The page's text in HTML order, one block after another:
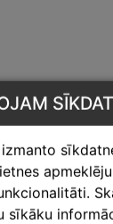
sīkāku